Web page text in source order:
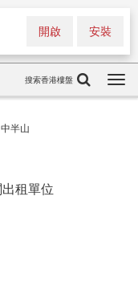
安裝
開啟
搜索香港樓盤
中半山
租單位